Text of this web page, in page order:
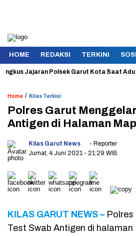
HOME REDAKSI TERKINI
Polsek Garut Kota Saat Adu Jotos
Home / Kilas Terkini
Polres Garut
Antigen di Halaman
Kilas Garut News
- Reporter
Jumat, 4 Juni 2021 - 21:29 WIB
KILAS GARUT NEWS –
Test Swab Antigen di